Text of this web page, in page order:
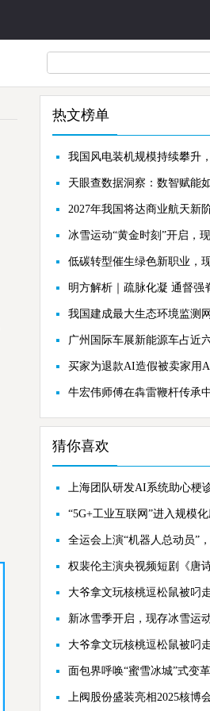
热文榜单
明方解析｜疏脉化凝 通督强
猜你喜欢
上阀股份盛装亮相2025核博